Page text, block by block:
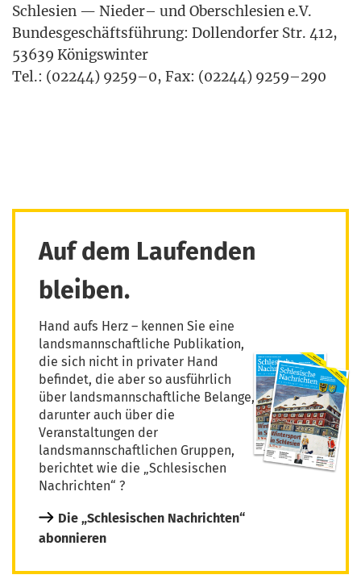
Schle­sien — Nie­der– und Ober­schle­sien e.V.
Bun­des­ge­schäfts­füh­rung: Dol­len­dor­fer Str. 412,
53639 Königswinter
Tel.: (02244) 9259–0, Fax: (02244) 9259–290
Auf dem Laufenden
bleiben.
Hand aufs Herz – kennen Sie eine
landsmannschaftliche Publikation,
die sich nicht in privater Hand
befindet, die aber so ausführlich
über landsmannschaftliche Belange,
darunter auch über die
Veranstaltungen der
landsmannschaftlichen Gruppen,
berichtet wie die „Schlesischen
Nachrichten“ ?
Die „Schlesischen Nachrichten“
abonnieren